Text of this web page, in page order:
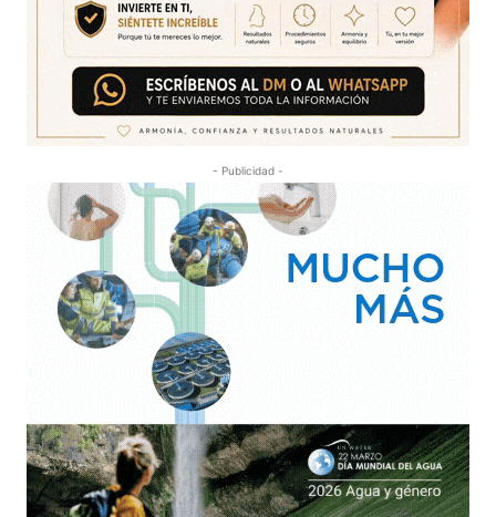
- Publicidad -